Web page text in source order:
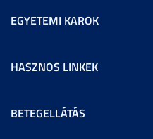
EGYETEMI KAROK
HASZNOS LINKEK
BETEGELLÁTÁS